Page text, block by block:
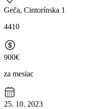
Geča, Cintorínska 1
4410
900€
za mesiac
25. 10. 2023